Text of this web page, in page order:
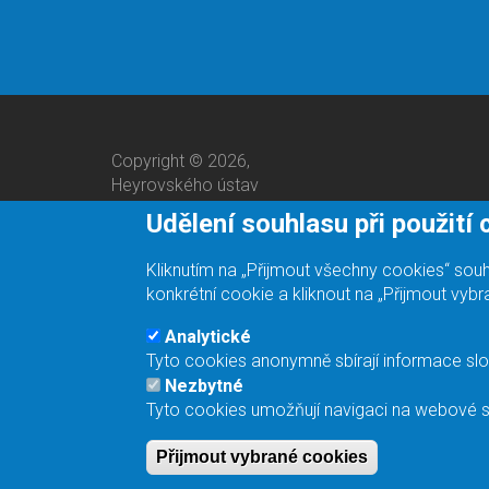
Copyright © 2026,
Heyrovského ústav
Jsme odpovědný zaměstnavatel.
Udělení souhlasu při použití
Kliknutím na „Přijmout všechny cookies“
konkrétní cookie a kliknout na „Přijmout
Analytické
Tyto cookies anonymně sbírají informace
Nezbytné
Tyto cookies umožňují navigaci na webové
Přijmout vybrané cookies